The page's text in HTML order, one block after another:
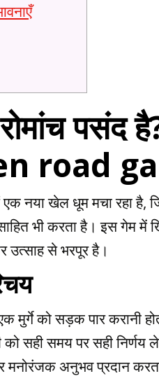
पसंद
road
नया खेल धूम मचा रहा है,
भी करता है। इस गेम
उत्साह से भरपूर है।
मुर्गे को सड़क पार
सही समय पर सही
अनुभव प्रदान